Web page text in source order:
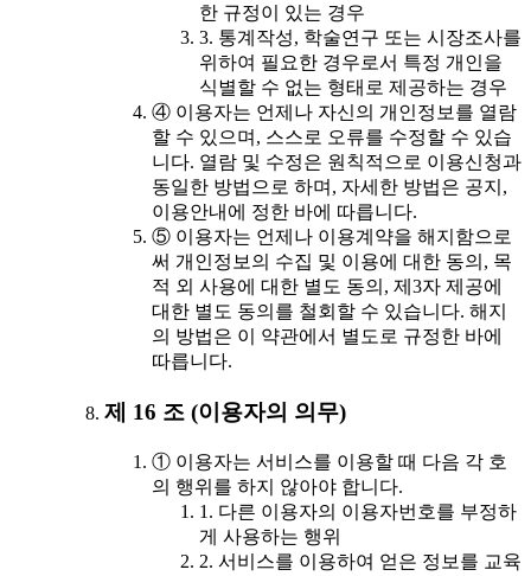
한 규정이 있는 경우
3. 통계작성, 학술연구 또는 시장조사를
위하여 필요한 경우로서 특정 개인을
식별할 수 없는 형태로 제공하는 경우
④ 이용자는 언제나 자신의 개인정보를 열람
할 수 있으며, 스스로 오류를 수정할 수 있습
니다. 열람 및 수정은 원칙적으로 이용신청과
동일한 방법으로 하며, 자세한 방법은 공지,
이용안내에 정한 바에 따릅니다.
⑤ 이용자는 언제나 이용계약을 해지함으로
써 개인정보의 수집 및 이용에 대한 동의, 목
적 외 사용에 대한 별도 동의, 제3자 제공에
대한 별도 동의를 철회할 수 있습니다. 해지
의 방법은 이 약관에서 별도로 규정한 바에
따릅니다.
제 16 조 (이용자의 의무)
① 이용자는 서비스를 이용할 때 다음 각 호
의 행위를 하지 않아야 합니다.
1. 다른 이용자의 이용자번호를 부정하
게 사용하는 행위
2. 서비스를 이용하여 얻은 정보를 교육